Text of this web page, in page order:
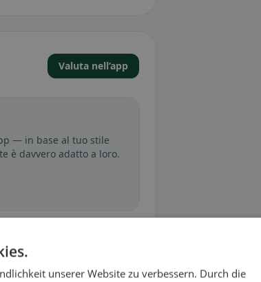
Valuta nell’app
— in base al tuo stile
è davvero adatto a loro.
vegetariano o halal.
unserer Website zu verbessern. Durch die